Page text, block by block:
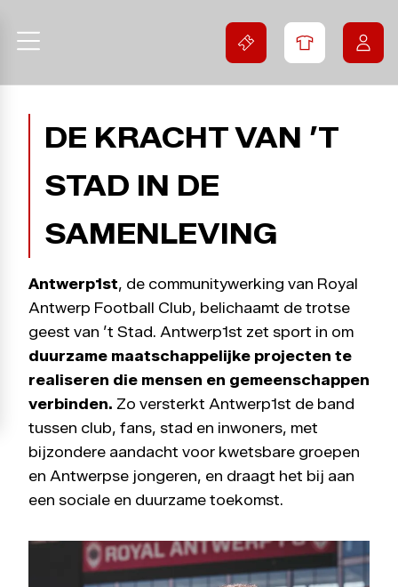
DE KRACHT VAN ’T
STAD IN DE
SAMENLEVING
Antwerp1st, de communitywerking van Royal
Antwerp Football Club, belichaamt de trotse
geest van ’t Stad. Antwerp1st zet sport in om
duurzame maatschappelijke projecten te
realiseren die mensen en gemeenschappen
verbinden. Zo versterkt Antwerp1st de band
tussen club, fans, stad en inwoners, met
bijzondere aandacht voor kwetsbare groepen
en Antwerpse jongeren, en draagt het bij aan
een sociale en duurzame toekomst.